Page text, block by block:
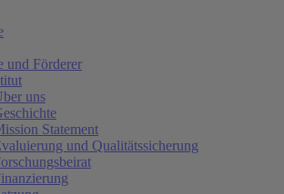
und Förderer
uns
Statement
und Qualitätssicherung